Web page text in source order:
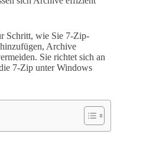
Schritt, wie Sie 7-Zip-
Archive
Sie richtet sich an
7-Zip unter Windows